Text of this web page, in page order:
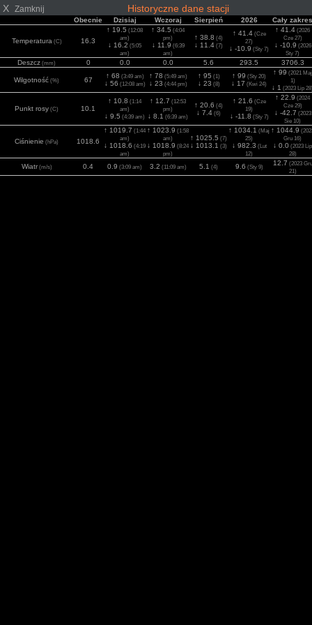
X Zamknij Historyczne dane stacji
Obecnie Dzisiaj Wczoraj Sierpień 2026 Cały zakres
Temperatura(C) 16.3
↑ 19.5 (12:08
am)
↓ 16.2 (5:05
am)
↑ 34.5 (4:04
pm)
↓ 11.9 (6:39
am)
↑ 38.8 (4)
↓ 11.4 (7)
↑ 41.4(Cze
27)
↓ -10.9 (Sty 7)
↑ 41.4 (2026
Cze 27)
↓ -10.9 (2026
Sty 7)
Deszcz (mm) 0 0.0 0.0 5.6 293.5 3706.3
Wilgotność (%) 67
↑ 68 (3:49 am)
↓ 56 (12:08 am)
↑ 78 (5:49 am)
↓ 23 (4:44 pm)
↑ 95 (1)
↓ 23 (8)
↑ 99 (Sty 20)
↓ 17 (Kwi 24)
↑ 99 (2021 Maj
1)
↓ 1 (2023 Lip
Punkt rosy (C) 10.1
↑ 10.8 (1:14
am)
↓ 9.5 (4:39 am)
↑ 12.7 (12:53
pm)
↓ 8.1 (6:39 am)
↑ 20.6 (4)
↓ 7.4 (6)
↑ 21.6 (Cze
19)
↓ -11.8 (Sty 7)
↑ 22.9 (2024
Cze 29)
↓ -42.7 (2023
Sie 10)
Ciśnienie (hPa) 1018.6
↑ 1019.7 (1:44
am)
↓ 1018.6 (4:19
am)
↑ 1023.9 (1:58
am)
↓ 1018.9 (8:24
pm)
↑ 1025.5 (7)
↓ 1013.1 (3)
↑ 1034.1 (Maj
25)
↓ 982.3 (Lut
12)
↑ 1044.9
Gru 16)
↓ 0.0 (2023 Lip
28)
Wiatr(m/s) 0.4 0.9 (3:09 am) 3.2 (11:09 am) 5.1 (4) 9.6 (Sty 9) 12.7 (2023 Gru
21)